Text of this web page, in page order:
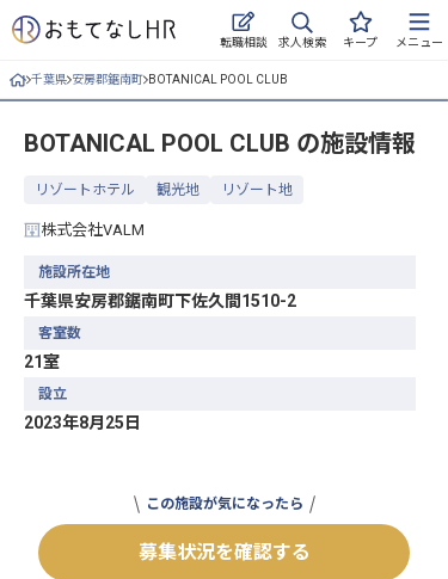
転職相談 求人検索 キープ メニュー
ログイン
求人・施設を探す
キープした求人
おもてなしHRについて
よくある質問
転職サポートに申し込む
千葉県 安房郡鋸南町 BOTANICAL POOL CLUB
BOTANICAL POOL CLUB の施設情報
リゾートホテル 観光地 リゾート地
株式会社VALM
施設所在地
千葉県安房郡鋸南町下佐久間1510-2
客室数
21室
設立
2023年8月25日
この施設が気になったら
募集状況を確認する